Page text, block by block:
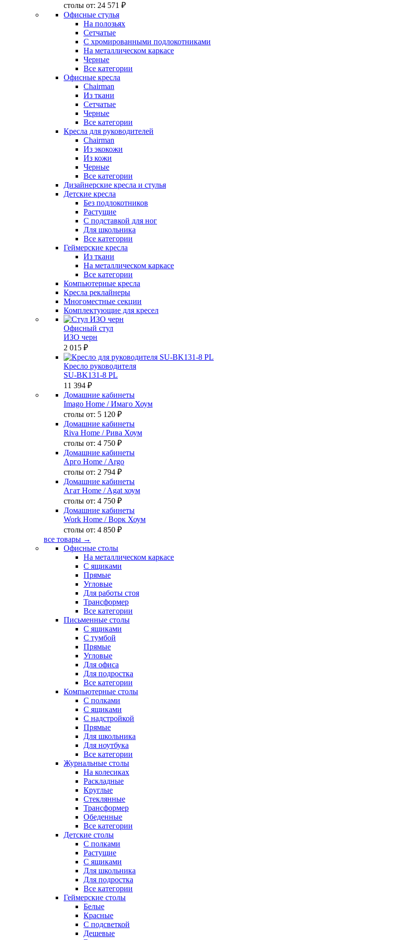
столы от: 24 571 ₽
Офисные стулья
На полозьях
Сетчатые
С хромированными подлокотниками
На металлическом каркасе
Черные
Все категории
Офисные кресла
Chairman
Из ткани
Сетчатые
Черные
Все категории
Кресла для руководителей
Chairman
Из экокожи
Из кожи
Черные
Все категории
Дизайнерские кресла и стулья
Детские кресла
Без подлокотников
Растущие
С подставкой для ног
Для школьника
Все категории
Геймерские кресла
Из ткани
На металлическом каркасе
Все категории
Компьютерные кресла
Кресла реклайнеры
Многоместные секции
Комплектующие для кресел
Офисный стул
ИЗО черн
2 015 ₽
Кресло руководителя
SU-BK131-8 PL
11 394 ₽
Домашние кабинеты
Imago Home / Имаго Хоум
столы от: 5 120 ₽
Домашние кабинеты
Riva Home / Рива Хоум
столы от: 4 750 ₽
Домашние кабинеты
Арго Home / Argo
столы от: 2 794 ₽
Домашние кабинеты
Агат Home / Agat хоум
столы от: 4 750 ₽
Домашние кабинеты
Work Home / Ворк Хоум
столы от: 4 850 ₽
все товары →
Офисные столы
На металлическом каркасе
С ящиками
Прямые
Угловые
Для работы стоя
Трансформер
Все категории
Письменные столы
С ящиками
С тумбой
Прямые
Угловые
Для офиса
Для подростка
Все категории
Компьютерные столы
С полками
С ящиками
С надстройкой
Прямые
Для школьника
Для ноутбука
Все категории
Журнальные столы
На колесиках
Раскладные
Круглые
Стеклянные
Трансформер
Обеденные
Все категории
Детские столы
С полками
Растущие
С ящиками
Для школьника
Для подростка
Все категории
Геймерские столы
Белые
Красные
С подсветкой
Дешевые